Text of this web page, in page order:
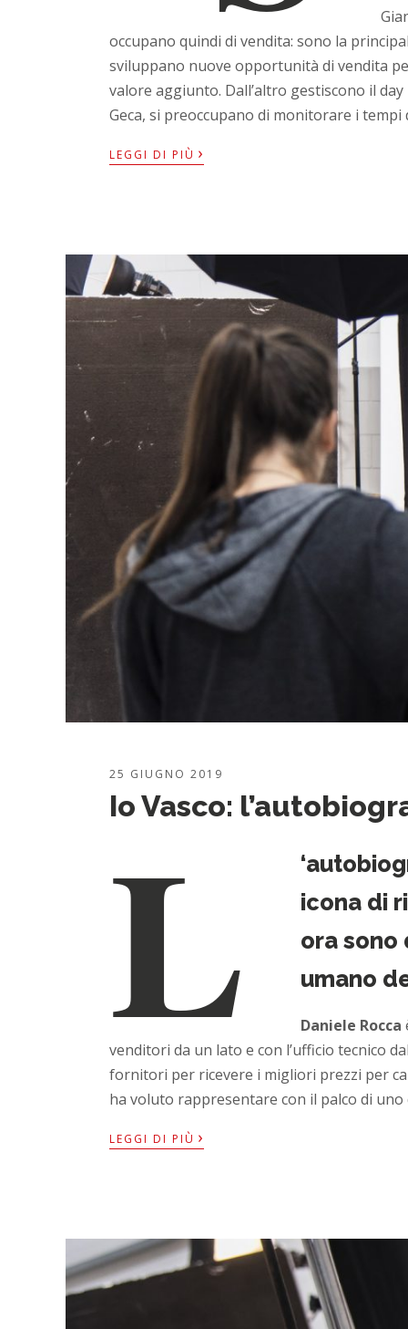
occupano quindi di vendita: sono la
sviluppano nuove opportunità di vendita
valore aggiunto. Dall’altro gestiscono il
Geca, si preoccupano di monitorare i
LEGGI DI PIÙ ›
25 GIUGNO 2019
Io Vasco:
L
icona di
ora
umano
Daniele Rocca
venditori da un lato e con l’ufficio tecnico
fornitori per ricevere i migliori prezzi per
ha voluto rappresentare con il palco di
LEGGI DI PIÙ ›